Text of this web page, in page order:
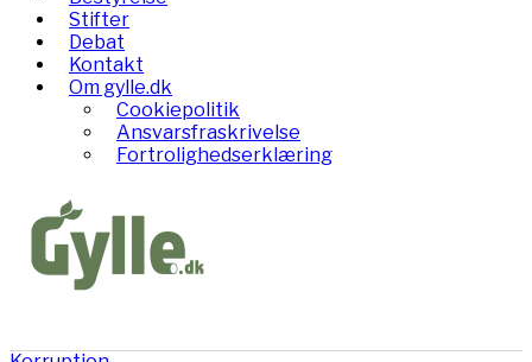
Stifter
Debat
Kontakt
Om gylle.dk
Cookiepolitik
Ansvarsfraskrivelse
Fortrolighedserklæring